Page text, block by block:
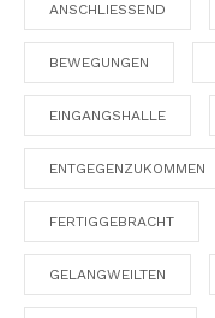
ANSCHLIESSEND
BEWEGUNGEN
EINGANGSHALLE
ENTGEGENZUKOMMEN
FERTIGGEBRACHT
GELANGWEILTEN